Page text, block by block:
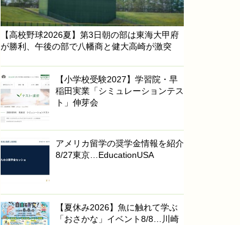
【高校野球2026夏】第3日朝の部は東海大甲府
が勝利、午後の部で八幡商と健大高崎が激突
【小学校受験2027】学習院・早
稲田実業「シミュレーションテス
ト」伸芽会
アメリカ留学の奨学金情報を紹介
8/27東京…EducationUSA
【夏休み2026】魚に触れて学ぶ
「おさかな」イベント8/8…川崎